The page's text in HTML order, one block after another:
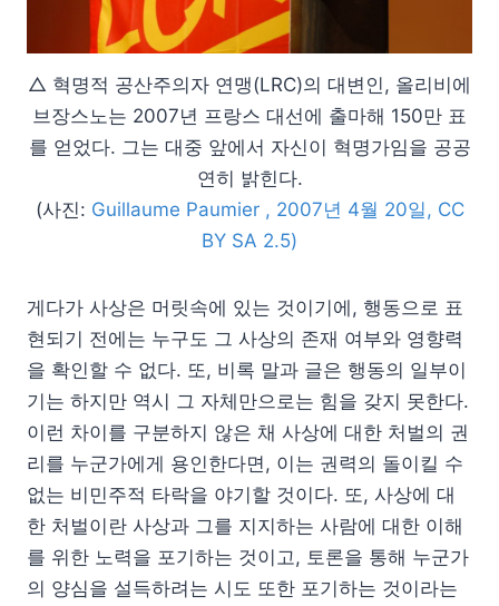
△ 혁명적 공산주의자 연맹(LRC)의 대변인, 올리비에
브장스노는 2007년 프랑스 대선에 출마해 150만 표
를 얻었다. 그는 대중 앞에서 자신이 혁명가임을 공공
연히 밝힌다.
(사진: Guillaume Paumier , 2007년 4월 20일, CC
BY SA 2.5)
게다가 사상은 머릿속에 있는 것이기에, 행동으로 표
현되기 전에는 누구도 그 사상의 존재 여부와 영향력
을 확인할 수 없다. 또, 비록 말과 글은 행동의 일부이
기는 하지만 역시 그 자체만으로는 힘을 갖지 못한다.
이런 차이를 구분하지 않은 채 사상에 대한 처벌의 권
리를 누군가에게 용인한다면, 이는 권력의 돌이킬 수
없는 비민주적 타락을 야기할 것이다. 또, 사상에 대
한 처벌이란 사상과 그를 지지하는 사람에 대한 이해
를 위한 노력을 포기하는 것이고, 토론을 통해 누군가
의 양심을 설득하려는 시도 또한 포기하는 것이라는